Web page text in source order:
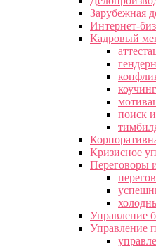
Зарубежная
Интернет-
Кадровый
коучинг
поиск
Кризисное
Переговоры
Управление
Управление